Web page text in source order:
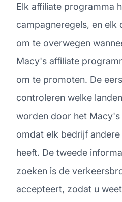
Elk affiliate programma
campagneregels, en elk
om te overwegen
Macy's affiliate
om te promoten. De
controleren welke
worden door het
omdat elk bedrijf
heeft. De tweede
zoeken is de
accepteert, zodat u